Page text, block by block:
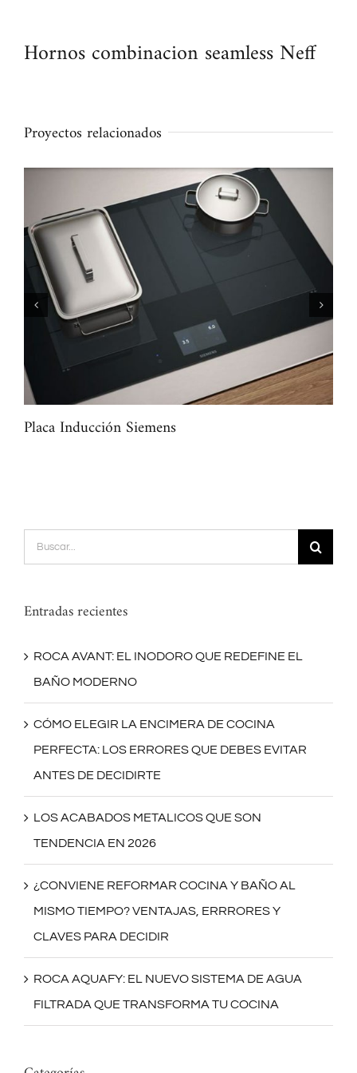
Hornos combinacion seamless Neff
Proyectos relacionados
Placa Inducción Siemens
Buscar:
Entradas recientes
ROCA AVANT: EL INODORO QUE REDEFINE EL
BAÑO MODERNO
CÓMO ELEGIR LA ENCIMERA DE COCINA
PERFECTA: LOS ERRORES QUE DEBES EVITAR
ANTES DE DECIDIRTE
LOS ACABADOS METALICOS QUE SON
TENDENCIA EN 2026
¿CONVIENE REFORMAR COCINA Y BAÑO AL
MISMO TIEMPO? VENTAJAS, ERRRORES Y
CLAVES PARA DECIDIR
ROCA AQUAFY: EL NUEVO SISTEMA DE AGUA
FILTRADA QUE TRANSFORMA TU COCINA